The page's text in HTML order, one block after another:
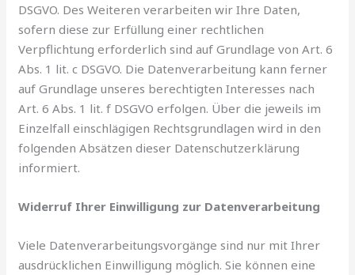
DSGVO. Des Weiteren verarbeiten wir Ihre Daten,
sofern diese zur Erfüllung einer rechtlichen
Verpflichtung erforderlich sind auf Grundlage von Art. 6
Abs. 1 lit. c DSGVO. Die Datenverarbeitung kann ferner
auf Grundlage unseres berechtigten Interesses nach
Art. 6 Abs. 1 lit. f DSGVO erfolgen. Über die jeweils im
Einzelfall einschlägigen Rechtsgrundlagen wird in den
folgenden Absätzen dieser Datenschutzerklärung
informiert.
Widerruf Ihrer Einwilligung zur Datenverarbeitung
Viele Datenverarbeitungsvorgänge sind nur mit Ihrer
ausdrücklichen Einwilligung möglich. Sie können eine